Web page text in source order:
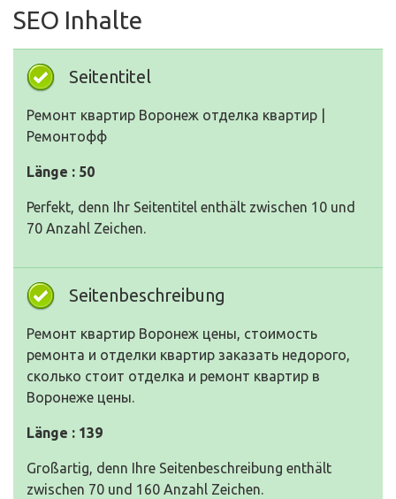
SEO Inhalte
Seitentitel
Ремонт квартир Воронеж отделка квартир |
Ремонтофф
Länge : 50
Perfekt, denn Ihr Seitentitel enthält zwischen 10 und
70 Anzahl Zeichen.
Seitenbeschreibung
Ремонт квартир Воронеж цены, стоимость
ремонта и отделки квартир заказать недорого,
сколько стоит отделка и ремонт квартир в
Воронеже цены.
Länge : 139
Großartig, denn Ihre Seitenbeschreibung enthält
zwischen 70 und 160 Anzahl Zeichen.